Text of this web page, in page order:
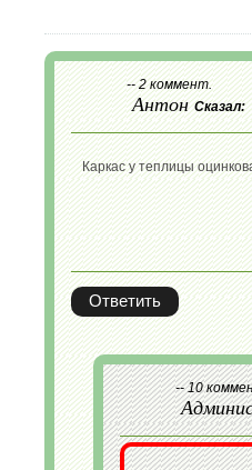
-- 2 коммент.
АнтонСказал:
Каркас у теплицы
Ответить
-- 10